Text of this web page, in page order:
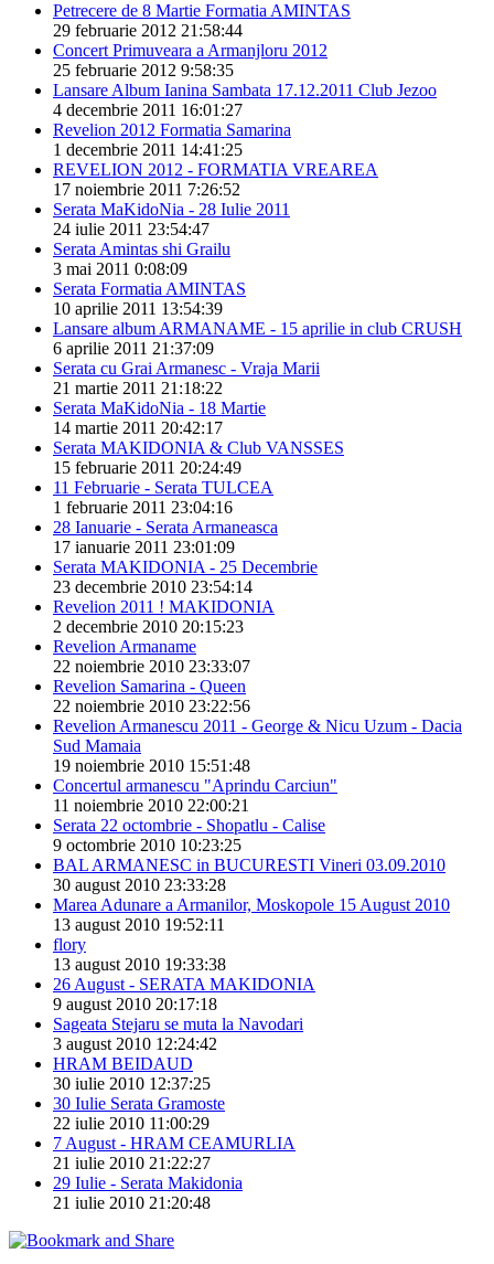
Petrecere de 8 Martie Formatia AMINTAS
29 februarie 2012 21:58:44
Concert Primuveara a Armanjloru 2012
25 februarie 2012 9:58:35
Lansare Album Ianina Sambata 17.12.2011 Club Jezoo
4 decembrie 2011 16:01:27
Revelion 2012 Formatia Samarina
1 decembrie 2011 14:41:25
REVELION 2012 - FORMATIA VREAREA
17 noiembrie 2011 7:26:52
Serata MaKidoNia - 28 Iulie 2011
24 iulie 2011 23:54:47
Serata Amintas shi Grailu
3 mai 2011 0:08:09
Serata Formatia AMINTAS
10 aprilie 2011 13:54:39
Lansare album ARMANAME - 15 aprilie in club CRUSH
6 aprilie 2011 21:37:09
Serata cu Grai Armanesc - Vraja Marii
21 martie 2011 21:18:22
Serata MaKidoNia - 18 Martie
14 martie 2011 20:42:17
Serata MAKIDONIA & Club VANSSES
15 februarie 2011 20:24:49
11 Februarie - Serata TULCEA
1 februarie 2011 23:04:16
28 Ianuarie - Serata Armaneasca
17 ianuarie 2011 23:01:09
Serata MAKIDONIA - 25 Decembrie
23 decembrie 2010 23:54:14
Revelion 2011 ! MAKIDONIA
2 decembrie 2010 20:15:23
Revelion Armaname
22 noiembrie 2010 23:33:07
Revelion Samarina - Queen
22 noiembrie 2010 23:22:56
Revelion Armanescu 2011 - George & Nicu Uzum - Dacia
Sud Mamaia
19 noiembrie 2010 15:51:48
Concertul armanescu "Aprindu Carciun"
11 noiembrie 2010 22:00:21
Serata 22 octombrie - Shopatlu - Calise
9 octombrie 2010 10:23:25
BAL ARMANESC in BUCURESTI Vineri 03.09.2010
30 august 2010 23:33:28
Marea Adunare a Armanilor, Moskopole 15 August 2010
13 august 2010 19:52:11
flory
13 august 2010 19:33:38
26 August - SERATA MAKIDONIA
9 august 2010 20:17:18
Sageata Stejaru se muta la Navodari
3 august 2010 12:24:42
HRAM BEIDAUD
30 iulie 2010 12:37:25
30 Iulie Serata Gramoste
22 iulie 2010 11:00:29
7 August - HRAM CEAMURLIA
21 iulie 2010 21:22:27
29 Iulie - Serata Makidonia
21 iulie 2010 21:20:48